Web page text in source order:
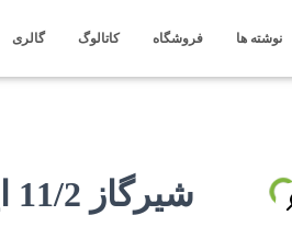
نوشته ها فروشگاه کاتالوگ گالری
شیرگاز 11/2 اینچ UW40